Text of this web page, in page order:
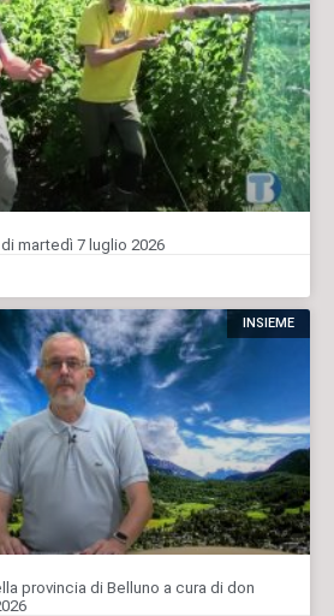
martedì 7 luglio 2026
INSIEME
provincia di Belluno a cura di don